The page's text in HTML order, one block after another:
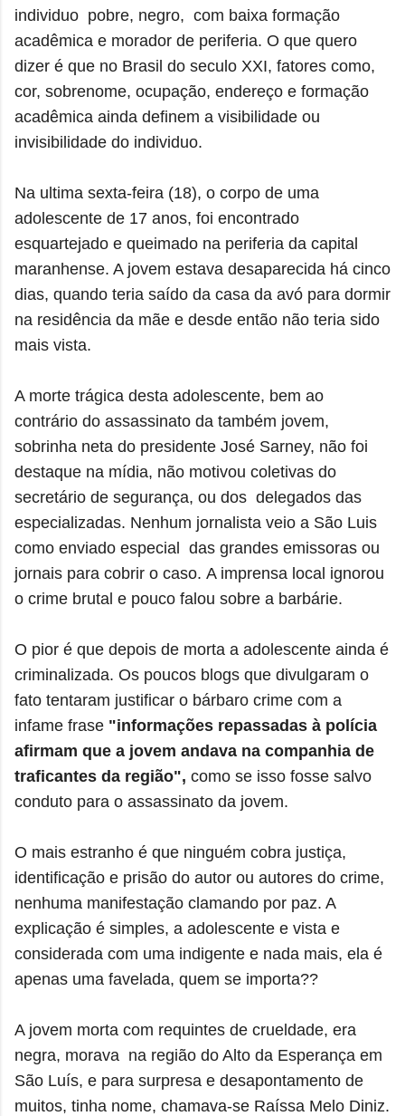
individuo pobre, negro, com baixa formação
acadêmica e morador de periferia. O que quero
dizer é que no Brasil do seculo XXI, fatores como,
cor, sobrenome, ocupação, endereço e formação
acadêmica ainda definem a visibilidade ou
invisibilidade do individuo.
Na ultima sexta-feira (18), o corpo de uma
adolescente de 17 anos, foi encontrado
esquartejado e queimado na periferia da capital
maranhense. A jovem estava desaparecida há cinco
dias, quando teria saído da casa da avó para dormir
na residência da mãe e desde então não teria sido
mais vista.
A morte trágica desta adolescente, bem ao
contrário do assassinato da também jovem,
sobrinha neta do presidente José Sarney, não foi
destaque na mídia, não motivou coletivas do
secretário de segurança, ou dos delegados das
especializadas. Nenhum jornalista veio a São Luis
como enviado especial das grandes emissoras ou
jornais para cobrir o caso. A imprensa local ignorou
o crime brutal e pouco falou sobre a barbárie.
O pior é que depois de morta a adolescente ainda é
criminalizada. Os poucos blogs que divulgaram o
fato tentaram justificar o bárbaro crime com a
infame frase "informações repassadas à polícia
afirmam que a jovem andava na companhia de
traficantes da região", como se isso fosse salvo
conduto para o assassinato da jovem.
O mais estranho é que ninguém cobra justiça,
identificação e prisão do autor ou autores do crime,
nenhuma manifestação clamando por paz. A
explicação é simples, a adolescente e vista e
considerada com uma indigente e nada mais, ela é
apenas uma favelada, quem se importa??
A jovem morta com requintes de crueldade, era
negra, morava na região do Alto da Esperança em
São Luís, e para surpresa e desapontamento de
muitos, tinha nome, chamava-se Raíssa Melo Diniz.